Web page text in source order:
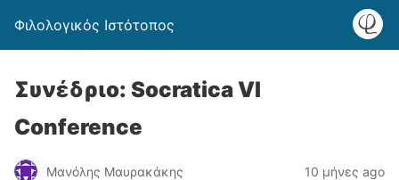
Φιλολογικός Ιστότοπος
Συνέδριο: Socratica VI
Conference
Μανόλης Μαυρακάκης 10 μήνες ago